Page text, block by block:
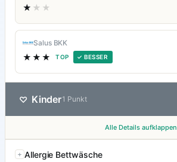
★ ★★
Salus BKK
★★★ TOP ✓ BESSER
♡ Kinder1 Punkt
Alle Details aufklappen
Allergie Bettwäsche